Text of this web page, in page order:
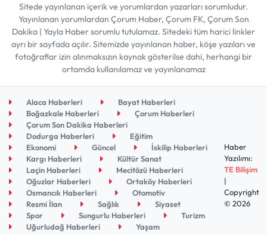
Sitede yayınlanan içerik ve yorumlardan yazarları sorumludur.
Yayınlanan yorumlardan Çorum Haber, Çorum FK, Çorum Son
Dakika | Yayla Haber sorumlu tutulamaz. Sitedeki tüm harici linkler
ayrı bir sayfada açılır. Sitemizde yayınlanan haber, köşe yazıları ve
fotoğraflar izin alınmaksızın kaynak gösterilse dahi, herhangi bir
ortamda kullanılamaz ve yayınlanamaz
Alaca Haberleri
Bayat Haberleri
Boğazkale Haberleri
Çorum Haberleri
Çorum Son Dakika Haberleri
Dodurga Haberleri
Eğitim
Ekonomi
Güncel
İskilip Haberleri
Kargı Haberleri
Kültür Sanat
Laçin Haberleri
Mecitözü Haberleri
Oğuzlar Haberleri
Ortaköy Haberleri
Osmancık Haberleri
Otomotiv
Resmi İlan
Sağlık
Siyaset
Spor
Sungurlu Haberleri
Turizm
Uğurludağ Haberleri
Yaşam
Haber
Yazılımı:
TE Bilişim
|
Copyright
© 2026